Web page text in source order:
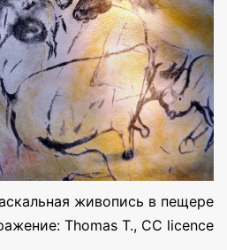
живопись в пещере
Thomas T., CC licence